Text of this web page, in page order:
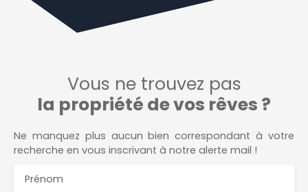
Vous ne trouvez pas
la propriété de vos rêves ?
Ne manquez plus aucun bien correspondant à votre
recherche en vous inscrivant à notre alerte mail !
Prénom